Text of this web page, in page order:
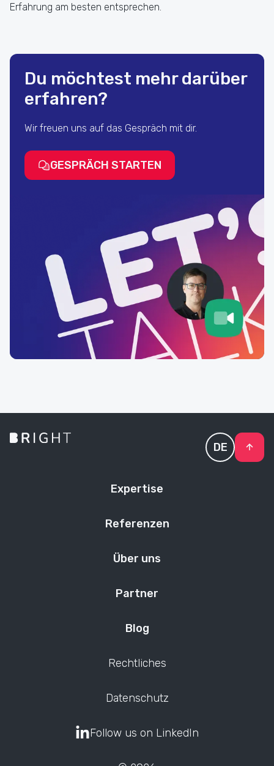
Erfahrung am besten entsprechen.
Du möchtest mehr darüber
erfahren?
Wir freuen uns auf das Gespräch mit dir.
GESPRÄCH STARTEN
Expertise
Referenzen
Über uns
Partner
Blog
Rechtliches
Datenschutz
DE
Follow us on LinkedIn